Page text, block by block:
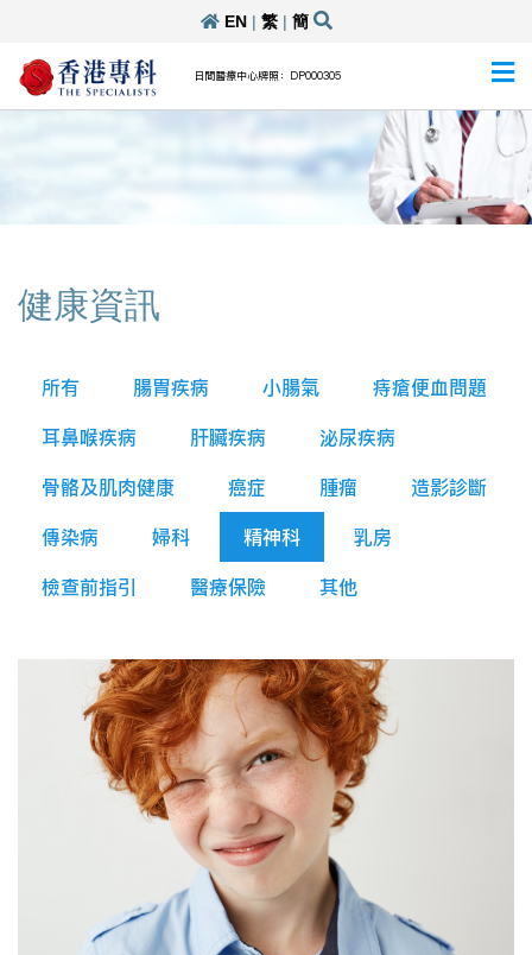
EN| 繁| 簡
日間醫療中心牌照：DP000305
健康資訊
所有 腸胃疾病 小腸氣
痔瘡便血問題
耳鼻喉疾病
肝臟疾病
泌尿疾病
骨骼及肌肉健康
癌症 腫瘤
造影診斷
傳染病
婦科 精神科
乳房
檢查前指引
醫療保險 其他